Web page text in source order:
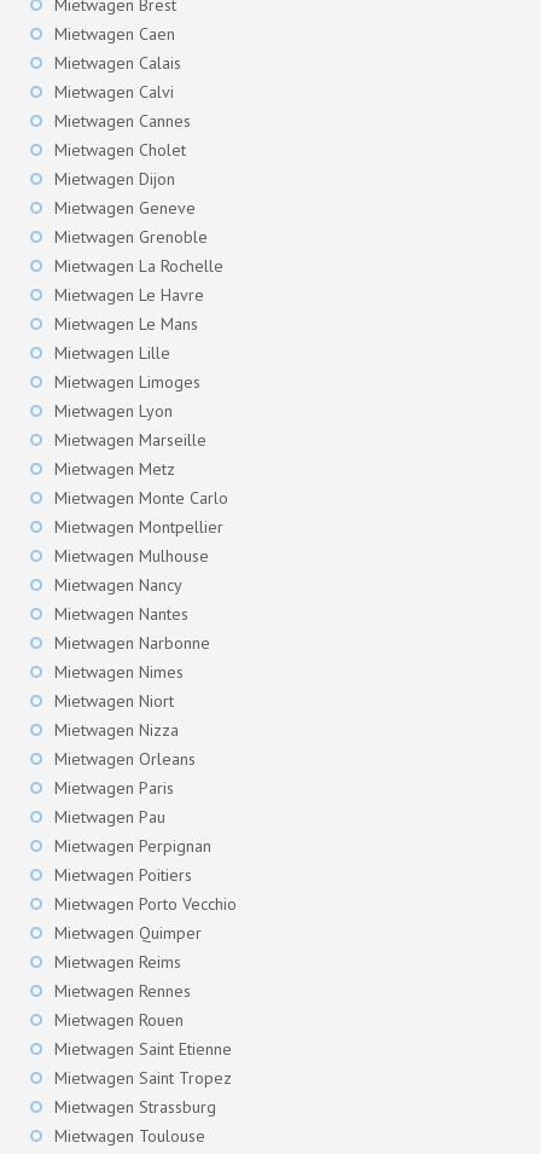
Mietwagen Brest
Mietwagen Caen
Mietwagen Calais
Mietwagen Calvi
Mietwagen Cannes
Mietwagen Cholet
Mietwagen Dijon
Mietwagen Geneve
Mietwagen Grenoble
Mietwagen La Rochelle
Mietwagen Le Havre
Mietwagen Le Mans
Mietwagen Lille
Mietwagen Limoges
Mietwagen Lyon
Mietwagen Marseille
Mietwagen Metz
Mietwagen Monte Carlo
Mietwagen Montpellier
Mietwagen Mulhouse
Mietwagen Nancy
Mietwagen Nantes
Mietwagen Narbonne
Mietwagen Nimes
Mietwagen Niort
Mietwagen Nizza
Mietwagen Orleans
Mietwagen Paris
Mietwagen Pau
Mietwagen Perpignan
Mietwagen Poitiers
Mietwagen Porto Vecchio
Mietwagen Quimper
Mietwagen Reims
Mietwagen Rennes
Mietwagen Rouen
Mietwagen Saint Etienne
Mietwagen Saint Tropez
Mietwagen Strassburg
Mietwagen Toulouse